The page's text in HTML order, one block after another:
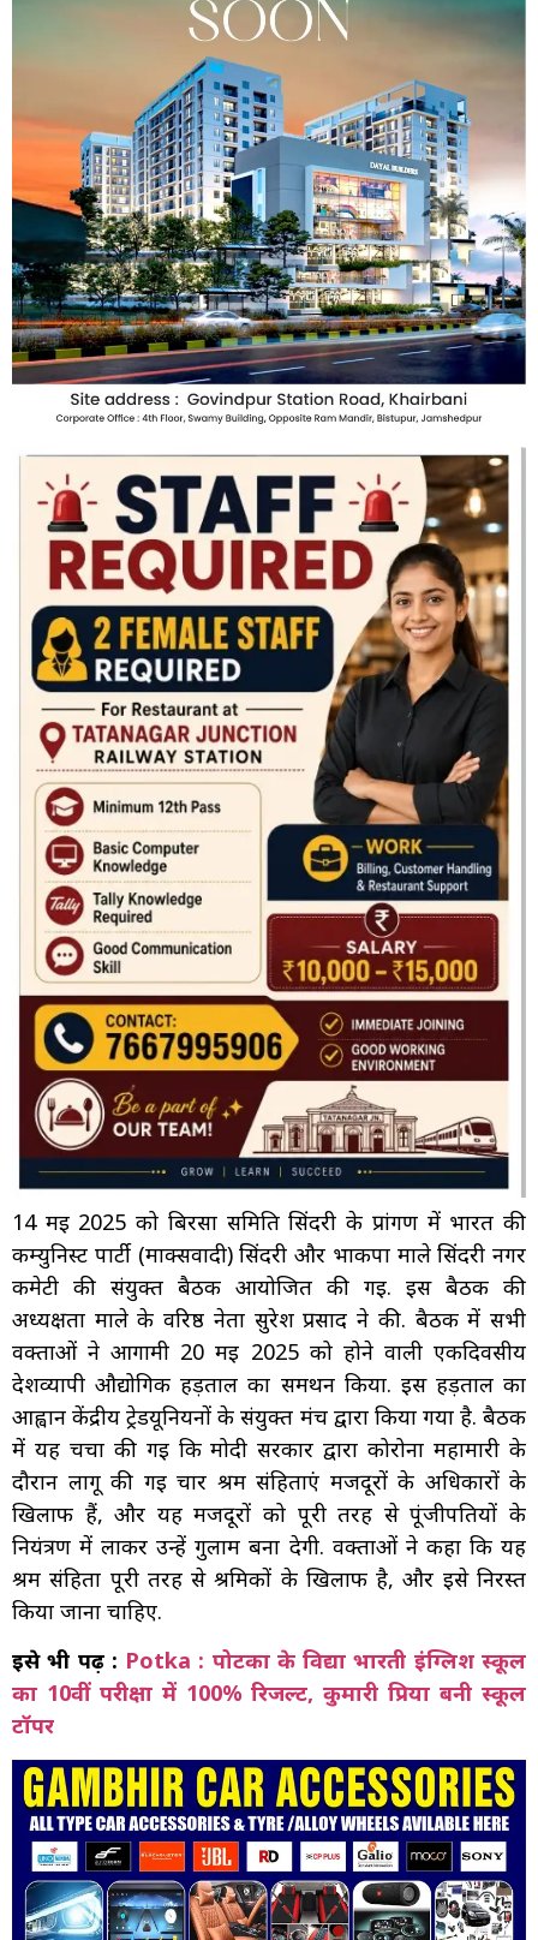
14 मई 2025 को बिरसा समिति सिंदरी के प्रांगण में भारत की
कम्युनिस्ट पार्टी (मार्क्सवादी) सिंदरी और भाकपा माले सिंदरी नगर
कमेटी की संयुक्त बैठक आयोजित की गई. इस बैठक की
अध्यक्षता माले के वरिष्ठ नेता सुरेश प्रसाद ने की. बैठक में सभी
वक्ताओं ने आगामी 20 मई 2025 को होने वाली एकदिवसीय
देशव्यापी औद्योगिक हड़ताल का समर्थन किया. इस हड़ताल का
आह्वान केंद्रीय ट्रेडयूनियनों के संयुक्त मंच द्वारा किया गया है. बैठक
में यह चर्चा की गई कि मोदी सरकार द्वारा कोरोना महामारी के
दौरान लागू की गई चार श्रम संहिताएं मजदूरों के अधिकारों के
खिलाफ हैं, और यह मजदूरों को पूरी तरह से पूंजीपतियों के
नियंत्रण में लाकर उन्हें गुलाम बना देगी. वक्ताओं ने कहा कि यह
श्रम संहिता पूरी तरह से श्रमिकों के खिलाफ है, और इसे निरस्त
किया जाना चाहिए.
इसे भी पढ़ें : Potka : पोटका के विद्या भारती इंग्लिश स्कूल
का 10वीं परीक्षा में 100% रिजल्ट, कुमारी प्रिया बनी स्कूल
टॉपर